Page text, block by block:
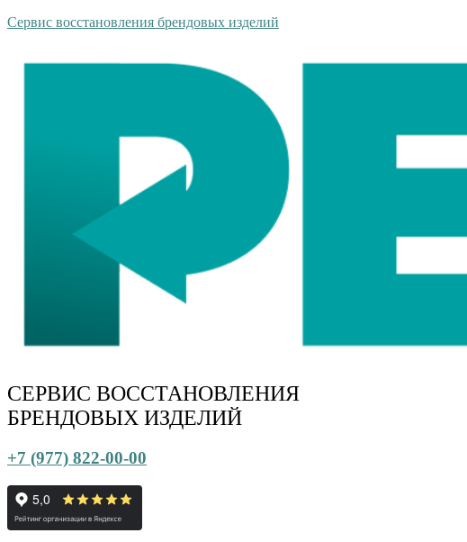
Сервис восстановления брендовых изделий
СЕРВИС ВОССТАНОВЛЕНИЯ
БРЕНДОВЫХ ИЗДЕЛИЙ
+7 (977) 822-00-00